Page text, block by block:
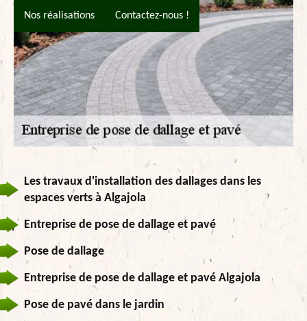
Nos réalisations Contactez-nous !
Les travaux d'installation des dallages dans les
espaces verts à Algajola
Entreprise de pose de dallage et pavé
Pose de dallage
Entreprise de pose de dallage et pavé Algajola
Pose de pavé dans le jardin